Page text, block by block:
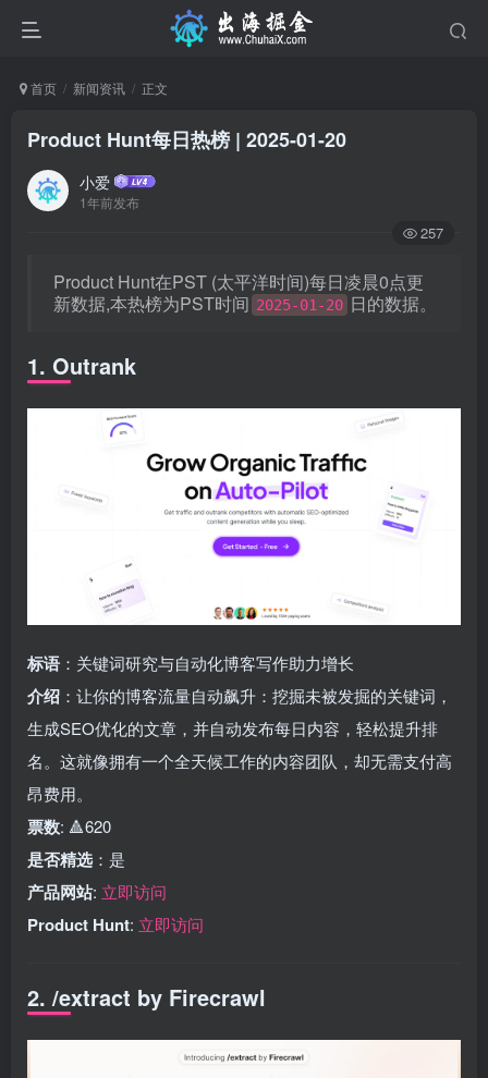
首页 新闻资讯 正文
Product Hunt每日热榜 | 2025-01-20
小爱
1年前发布
257
Product Hunt在PST (太平洋时间)每日凌晨0点更
新数据,本热榜为PST时间 2025-01-20 日的数据。
1. Outrank
标语 ：关键词研究与自动化博客写作助力增长
介绍 ：让你的博客流量自动飙升：挖掘未被发掘的关键词，
生成SEO优化的文章，并自动发布每日内容，轻松提升排
名。这就像拥有一个全天候工作的内容团队，却无需支付高
昂费用。
票数: 🔺620
是否精选 ：是
产品网站: 立即访问
Product Hunt: 立即访问
2. /extract by Firecrawl